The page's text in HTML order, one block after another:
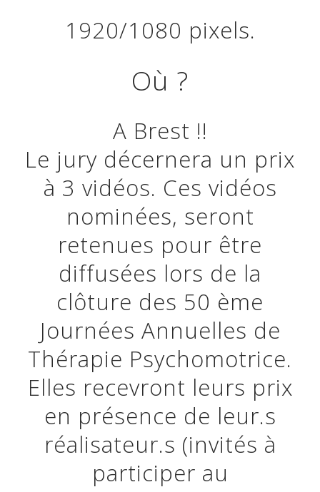
1920/1080 pixels.
Où ?
A Brest !!
Le jury décernera un prix
à 3 vidéos. Ces vidéos
nominées, seront
retenues pour être
diffusées lors de la
clôture des 50 ème
Journées Annuelles de
Thérapie Psychomotrice.
Elles recevront leurs prix
en présence de leur.s
réalisateur.s (invités à
participer au